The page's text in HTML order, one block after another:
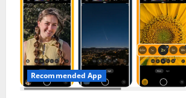
Recommended App